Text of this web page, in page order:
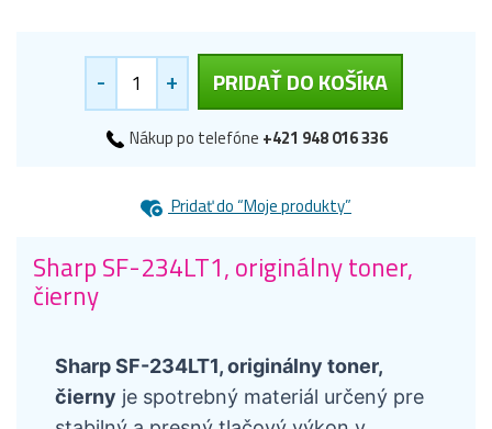
- + PRIDAŤ DO KOŠÍKA
Nákup po telefóne +421 948 016 336
Pridať do “Moje produkty”
Sharp SF-234LT1, originálny toner,
čierny
Sharp SF-234LT1, originálny toner,
čierny je spotrebný materiál určený pre